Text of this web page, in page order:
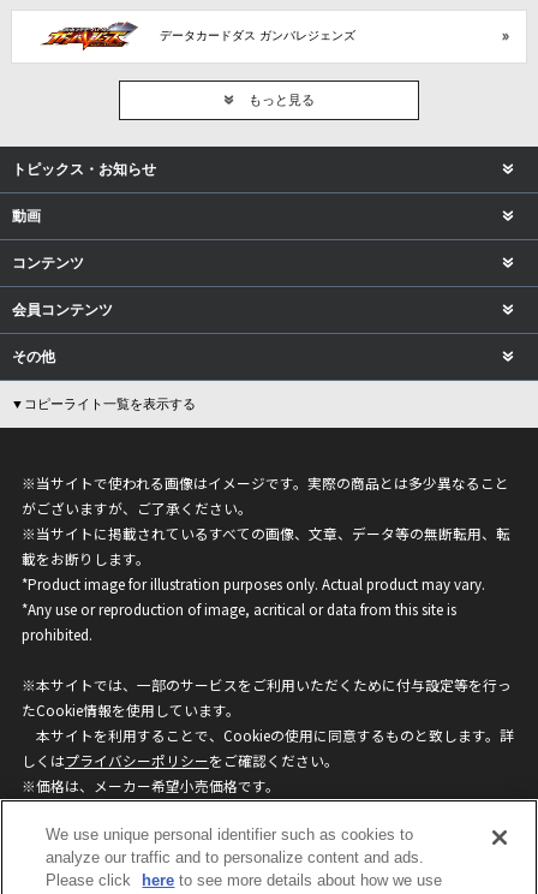
データカードダス ガンバレジェンズ
もっと見る
トピックス・お知らせ
動画
コンテンツ
会員コンテンツ
その他
▼コピーライト一覧を表示する
※当サイトで使われる画像はイメージです。実際の商品とは多少異なること
がございますが、ご了承ください。
※当サイトに掲載されているすべての画像、文章、データ等の無断転用、転
載をお断りします。
*Product image for illustration purposes only. Actual product may vary.
*Any use or reproduction of image, acritical or data from this site is
prohibited.
※本サイトでは、一部のサービスをご利用いただくために付与設定等を行っ
たCookie情報を使用しています。
本サイトを利用することで、Cookieの使用に同意するものと致します。詳
しくはプライバシーポリシーをご確認ください。
※価格は、メーカー希望小売価格です。
ざいますのでご了承ください。
We use unique personal identifier such as cookies to
analyze our traffic and to personalize content and ads.
Please click
here to see more details about how we use